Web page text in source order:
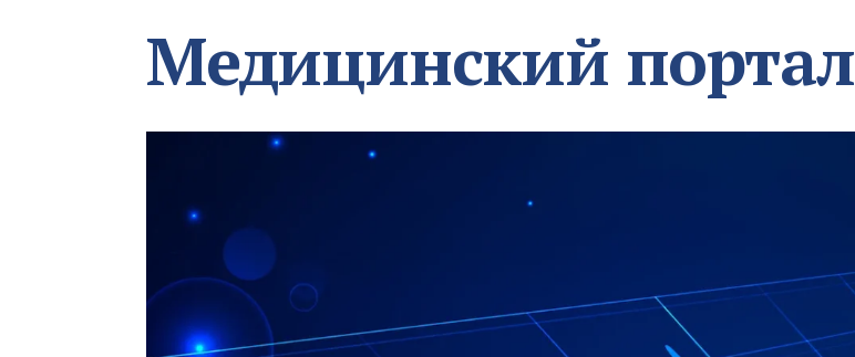
Медицинский портал